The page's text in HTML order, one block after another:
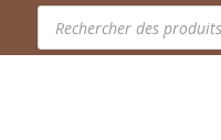
Recherche
produits